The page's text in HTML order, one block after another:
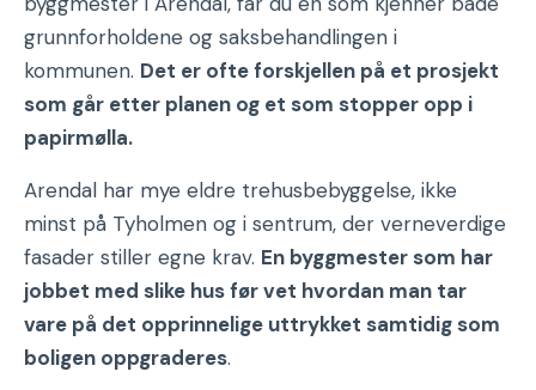
grunnforholdene og saksbehandlingen i
kommunen. Det er ofte forskjellen på et prosjekt
som går etter planen og et som stopper opp i
papirmølla.
Arendal har mye eldre trehusbebyggelse, ikke
minst på Tyholmen og i sentrum, der verneverdige
fasader stiller egne krav. En byggmester som har
jobbet med slike hus før vet hvordan man tar
vare på det opprinnelige uttrykket samtidig som
boligen oppgraderes.